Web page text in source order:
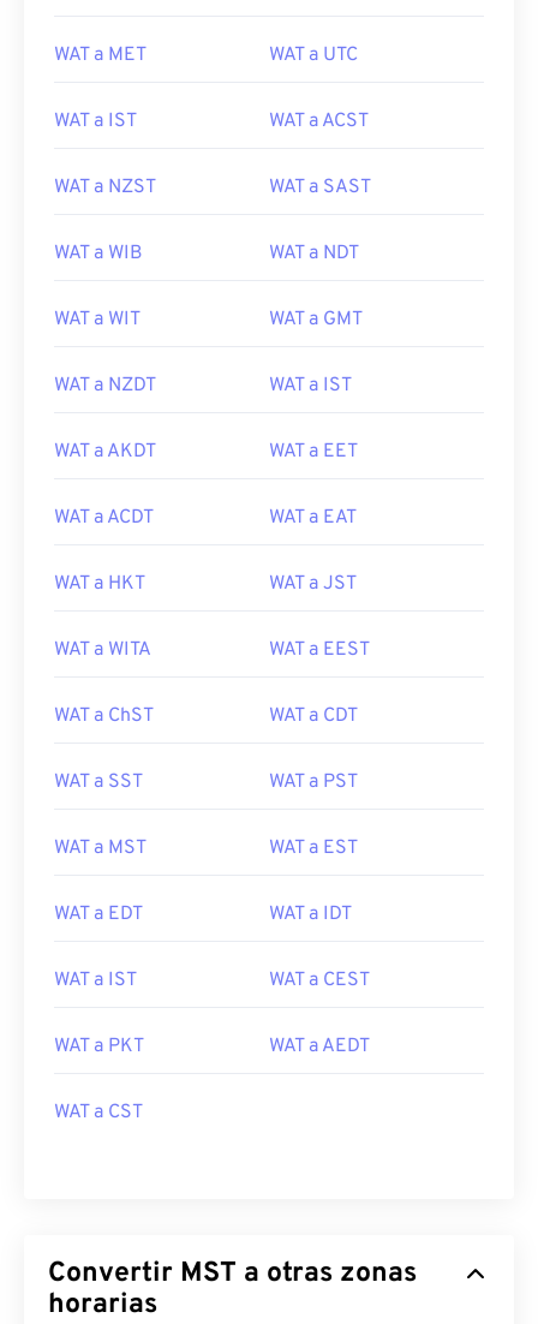
WAT a MET WAT a UTC
WAT a IST WAT a ACST
WAT a NZST WAT a SAST
WAT a WIB WAT a NDT
WAT a WIT WAT a GMT
WAT a NZDT WAT a IST
WAT a AKDT WAT a EET
WAT a ACDT WAT a EAT
WAT a HKT WAT a JST
WAT a WITA WAT a EEST
WAT a ChST WAT a CDT
WAT a SST WAT a PST
WAT a MST WAT a EST
WAT a EDT WAT a IDT
WAT a IST WAT a CEST
WAT a PKT WAT a AEDT
WAT a CST
Convertir MST a otras zonas
horarias